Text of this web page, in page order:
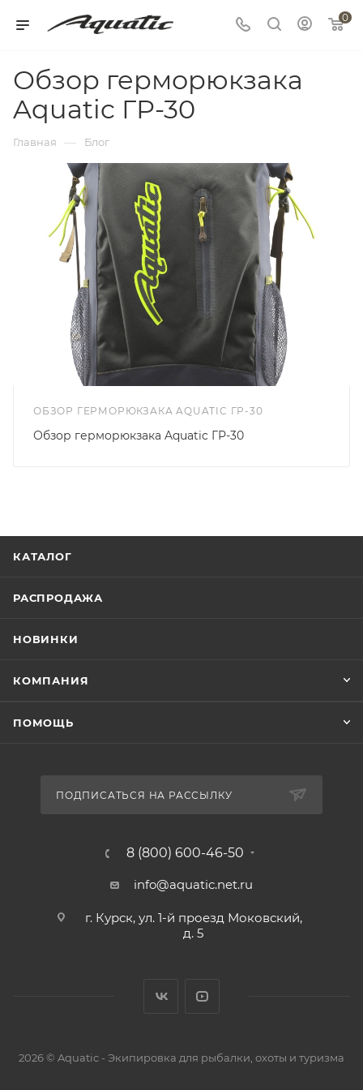
0
Обзор герморюкзака
Aquatic ГР-30
Главная — Блог
ОБЗОР ГЕРМОРЮКЗАКА AQUATIC ГР-30
Обзор герморюкзака Aquatic ГР-30
КАТАЛОГ
РАСПРОДАЖА
НОВИНКИ
КОМПАНИЯ
ПОМОЩЬ
ПОДПИСАТЬСЯ НА РАССЫЛКУ
8 (800) 600-46-50
info@aquatic.net.ru
г. Курск, ул. 1-й проезд Моковский,
д. 5
2026 © Aquatic - Экипировка для рыбалки, охоты и туризма